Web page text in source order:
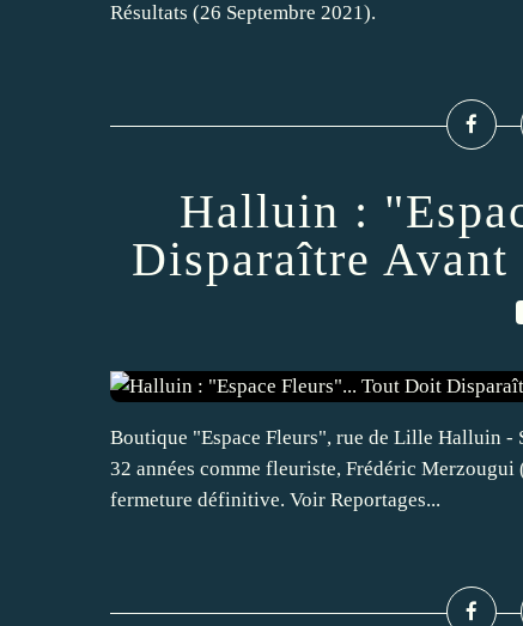
Résultats (26 Septembre 2021).
Halluin :
Disparaître Avant
Boutique "Espace Fleurs", rue de Lille Halluin -
32 années comme fleuriste, Frédéric
fermeture définitive. Voir Reportages...